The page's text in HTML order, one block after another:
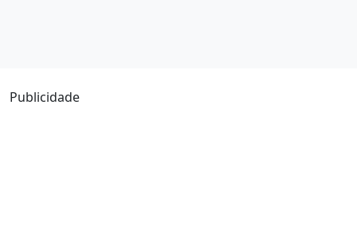
Publicidade